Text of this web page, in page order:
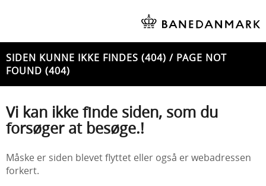
SIDEN KUNNE IKKE FINDES (404) / PAGE NOT
FOUND (404)
Vi kan ikke finde siden, som du
forsøger at besøge.!
Måske er siden blevet flyttet eller også er webadressen
forkert.